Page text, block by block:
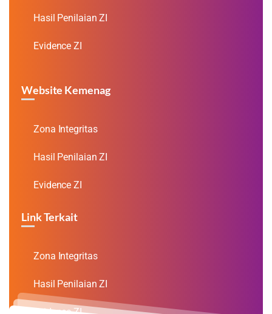
Hasil Penilaian ZI
Evidence ZI
Website Kemenag
Zona Integritas
Hasil Penilaian ZI
Evidence ZI
Link Terkait
Zona Integritas
Hasil Penilaian ZI